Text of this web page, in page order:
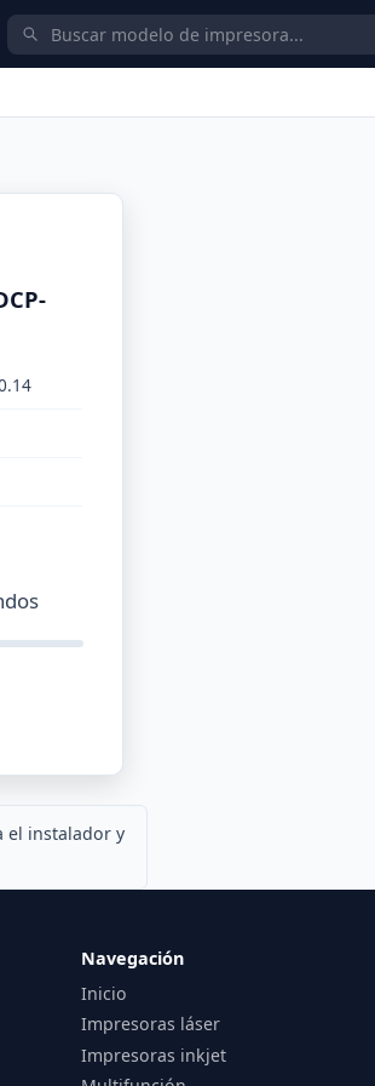
el instalador y
Navegación
Inicio
Impresoras láser
Impresoras inkjet